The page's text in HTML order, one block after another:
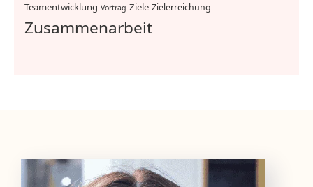
Teamentwicklung Vortrag Ziele Zielerreichung
Zusammenarbeit